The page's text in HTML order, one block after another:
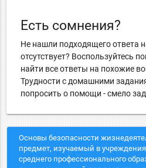
Есть сомнения?
Не нашли подходящего ответа
отсутствует? Воспользуйтесь
найти все ответы на похожие
Трудности с домашними
попросить о помощи - смело
Основы безопасности
предмет, изучаемый в
среднего профессионального